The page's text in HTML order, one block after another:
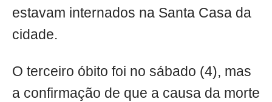
estavam internados na Santa Casa da
cidade.
O terceiro óbito foi no sábado (4), mas
a confirmação de que a causa da morte